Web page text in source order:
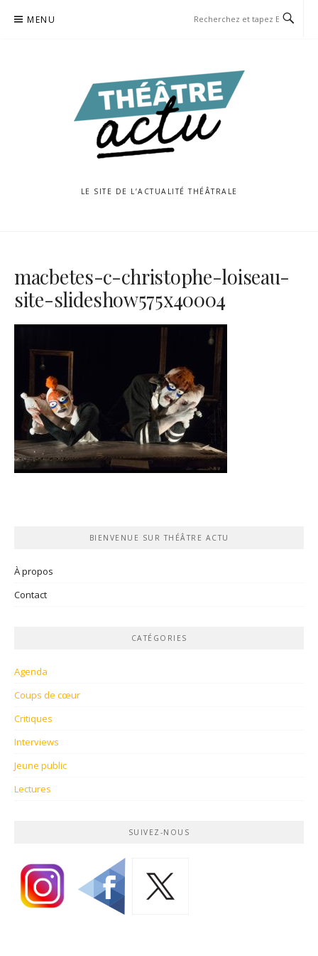
MENU
LE SITE DE L’ACTUALITÉ THÉÂTRALE
macbetes-c-christophe-loiseau-
site-slideshow575x40004
BIENVENUE SUR THÉÂTRE ACTU
À propos
Contact
CATÉGORIES
Agenda
Coups de cœur
Critiques
Interviews
Jeune public
Lectures
SUIVEZ-NOUS